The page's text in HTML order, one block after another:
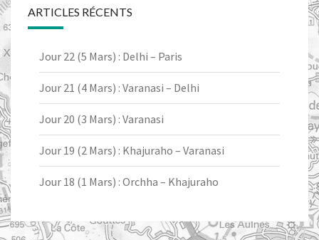
ARTICLES RÉCENTS
Jour 22 (5 Mars) : Delhi – Paris
Jour 21 (4 Mars) : Varanasi – Delhi
Jour 20 (3 Mars) : Varanasi
Jour 19 (2 Mars) : Khajuraho – Varanasi
Jour 18 (1 Mars) : Orchha – Khajuraho